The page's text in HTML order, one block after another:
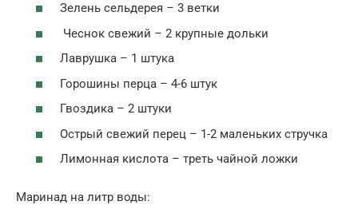
Зелень сельдерея – 3 ветки
Чеснок свежий – 2 крупные дольки
Лаврушка – 1 штука
Горошины перца – 4-6 штук
Гвоздика – 2 штуки
Острый свежий перец – 1-2 маленьких стручка
Лимонная кислота – треть чайной ложки
Маринад на литр воды: